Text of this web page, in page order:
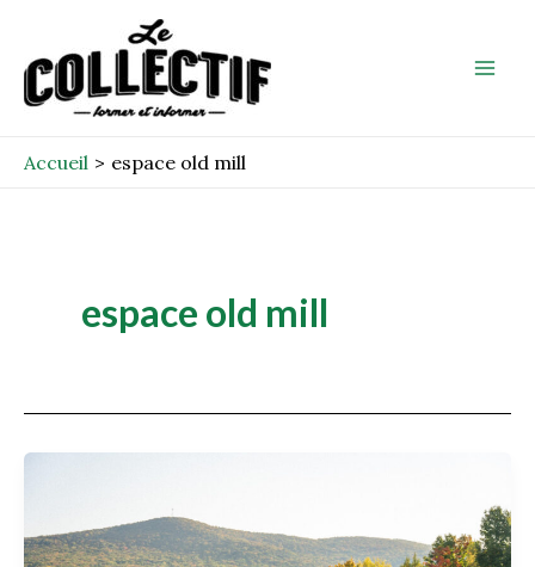
contenu
Accueil espace old mill
espace old mill